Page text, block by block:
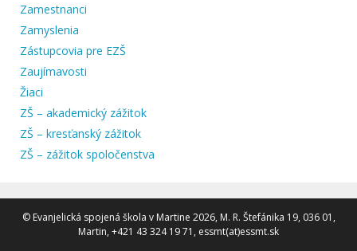
Zamestnanci
Zamyslenia
Zástupcovia pre EZŠ
Zaujímavosti
Žiaci
ZŠ – akademický zážitok
ZŠ – kresťanský zážitok
ZŠ – zážitok spoločenstva
© Evanjelická spojená škola v Martine 2026, M. R. Štefánika 19, 036 01,
Martin, +421 43 324 19 71, essmt(at)essmt.sk